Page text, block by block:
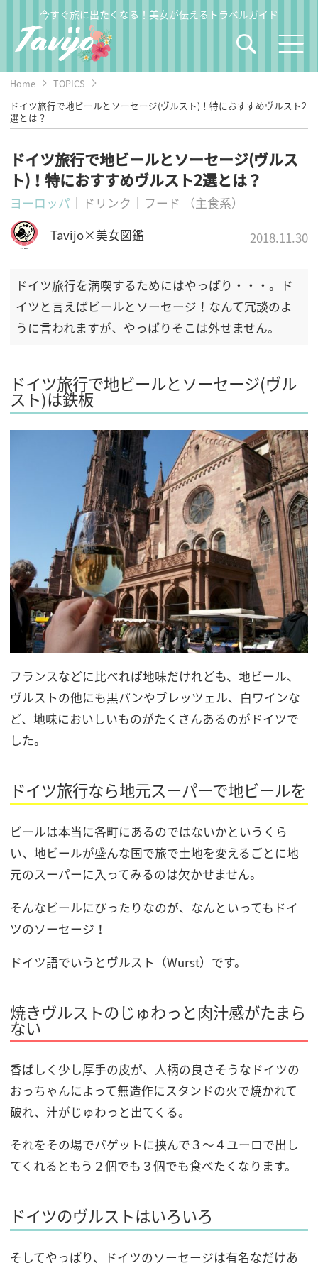
今すぐ旅に出たくなる！美女が伝えるトラベルガイド
Home
TOPICS
ドイツ旅行で地ビールとソーセージ(ヴルスト)！特におすすめヴルスト2
選とは？
ドイツ旅行で地ビールとソーセージ(ヴルス
ト)！特におすすめヴルスト2選とは？
ヨーロッパ ドリンク
フード （主食系）
Tavijo×美女図鑑
2018.11.30
ドイツ旅行を満喫するためにはやっぱり・・・。ド
イツと言えばビールとソーセージ！なんて冗談のよ
うに言われますが、やっぱりそこは外せません。
ドイツ旅行で地ビールとソーセージ(ヴル
スト)は鉄板
フランスなどに比べれば地味だけれども、地ビール、
ヴルストの他にも黒パンやブレッツェル、白ワインな
ど、地味においしいものがたくさんあるのがドイツで
した。
ドイツ旅行なら地元スーパーで地ビールを
ビールは本当に各町にあるのではないかというくら
い、地ビールが盛んな国で旅で土地を変えるごとに地
元のスーパーに入ってみるのは欠かせません。
そんなビールにぴったりなのが、なんといってもドイ
ツのソーセージ！
ドイツ語でいうとヴルスト（Wurst）です。
焼きヴルストのじゅわっと肉汁感がたまら
ない
香ばしく少し厚手の皮が、人柄の良さそうなドイツの
おっちゃんによって無造作にスタンドの火で焼かれて
破れ、汁がじゅわっと出てくる。
それをその場でバゲットに挟んで３～４ユーロで出し
てくれるともう２個でも３個でも食べたくなります。
ドイツのヴルストはいろいろ
そしてやっぱり、ドイツのソーセージは有名なだけあ